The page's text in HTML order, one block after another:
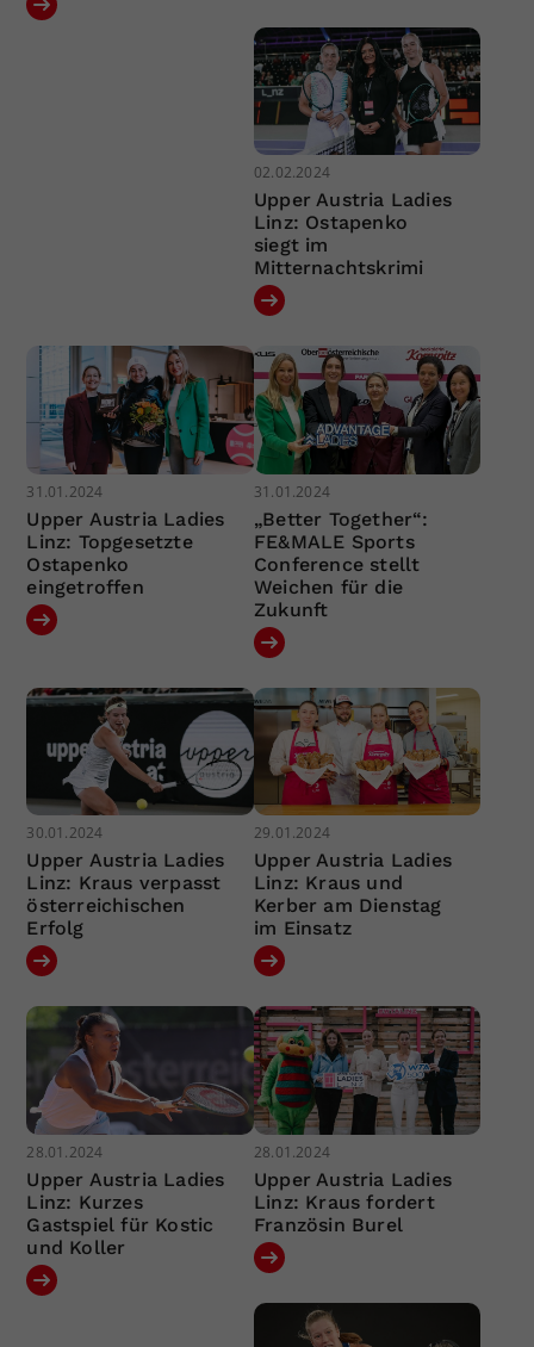
02.02.2024
Upper Austria Ladies
Linz: Ostapenko
siegt im
Mitternachtskrimi
31.01.2024
Upper Austria Ladies
Linz: Topgesetzte
Ostapenko
eingetroffen
31.01.2024
„Better Together“:
FE&MALE Sports
Conference stellt
Weichen für die
Zukunft
30.01.2024
Upper Austria Ladies
Linz: Kraus verpasst
österreichischen
Erfolg
29.01.2024
Upper Austria Ladies
Linz: Kraus und
Kerber am Dienstag
im Einsatz
28.01.2024
Upper Austria Ladies
Linz: Kurzes
Gastspiel für Kostic
und Koller
28.01.2024
Upper Austria Ladies
Linz: Kraus fordert
Französin Burel